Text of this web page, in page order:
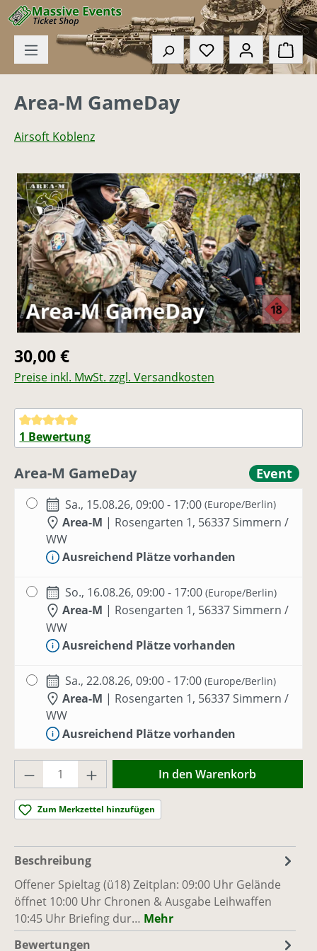
Zum Hauptinhalt springen
Du hast 0
Area-M GameDay
Airsoft Koblenz
Bildergalerie überspringen
Regulärer Preis:
30,00 €
Preise inkl. MwSt. zzgl. Versandkosten
Durchschnittliche Bewertung von 5 von 5 Sternen
1 Bewertung
Area-M GameDay Event
Sa., 15.08.26, 09:00 - 17:00(Europe/Berlin)
Area-M | Rosengarten 1, 56337 Simmern /
WW
Ausreichend Plätze vorhanden
So., 16.08.26, 09:00 - 17:00(Europe/Berlin)
Area-M | Rosengarten 1, 56337 Simmern /
WW
Ausreichend Plätze vorhanden
Sa., 22.08.26, 09:00 - 17:00(Europe/Berlin)
Area-M | Rosengarten 1, 56337 Simmern /
WW
Ausreichend Plätze vorhanden
So., 23.08.26, 09:00 - 17:00(Europe/Berlin)
Area-M|Rosengarten 1, 56337 Simmern /
WW
Ausreichend Plätze vorhanden
Sa., 29.08.26, 09:00 - 17:00
WW
Ausreichend Plätze vorhanden
So., 06.09.26, 09:00 - 17:00
Produkt Anzahl: Gib den gewünschten
In den Warenkorb
Zum Merkzettel hinzufügen
Beschreibung
Offener Spieltag (ü18) Zeitplan: 09:00 Uhr Gelände
öffnet 10:00 Uhr Chronen & Ausgabe Leihwaffen
10:45 Uhr Briefing dur… Mehr
Bewertungen